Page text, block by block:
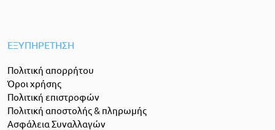
ΕΞΥΠΗΡEΤΗΣΗ
Πολιτική απορρήτου
Όροι χρήσης
Πολιτική επιστροφών
Πολιτική αποστολής & πληρωμής
Ασφάλεια Συναλλαγών